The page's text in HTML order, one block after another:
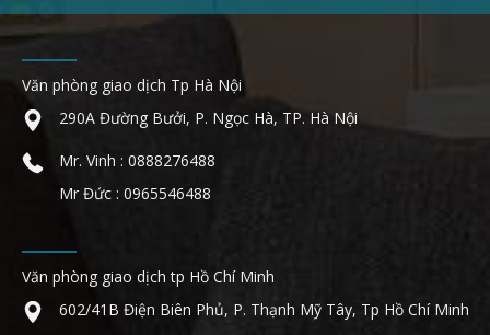
Văn phòng giao dịch Tp Hà Nội
290A Đường Bưởi, P. Ngọc Hà, TP. Hà Nội
Mr. Vinh : 0888276488
Mr Đức : 0965546488
Văn phòng giao dịch tp Hồ Chí Minh
602/41B Điện Biên Phủ, P. Thạnh Mỹ Tây, Tp Hồ Chí Minh